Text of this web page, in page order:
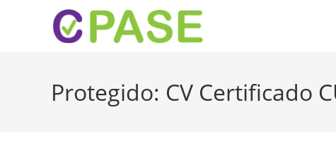
Protegido: CV Certificado